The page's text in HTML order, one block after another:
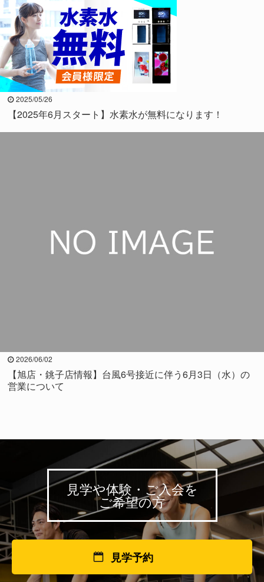
2025/05/26
【2025年6月スタート】水素水が無料になります！
2026/06/02
【旭店・銚子店情報】台風6号接近に伴う6月3日（水）の
営業について
見学や体験・ご入会を
ご希望の方
見学予約